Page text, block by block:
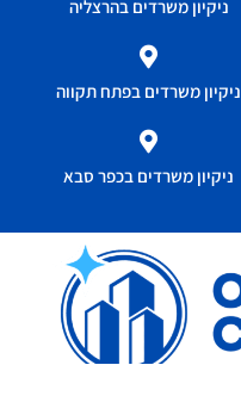
ניקיון משרדים בהרצליה
ניקיון משרדים בפתח תקווה
ניקיון משרדים בכפר סבא